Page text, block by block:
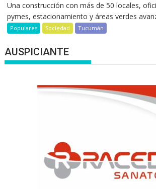
Una construcción con más de 50 locales,
pymes, estacionamiento y áreas verdes
Populares Sociedad Tucumán
AUSPICIANTE